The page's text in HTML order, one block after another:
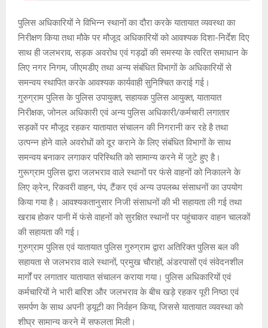
पुलिस अधिकारियों ने विभिन्न स्थानों का दौरा करके यातायात व्यवस्था का
निरीक्षण किया तथा मौके पर मौजूद अधिकारियों को आवश्यक दिशा-निर्देश दिए
साथ ही जलभराव, सड़क अवरोध एवं गड्ढों की समस्या के त्वरित समाधान के
लिए नगर निगम, जीएमडीए तथा अन्य संबंधित विभागों के अधिकारियों से
समन्वय स्थापित करके आवश्यक कार्यवाही सुनिश्चित कराई गई।
गुरुग्राम पुलिस के पुलिस उपायुक्त, सहायक पुलिस आयुक्त, यातायात
निरीक्षक, जोनल अधिकारी एवं अन्य पुलिस अधिकारी/कर्मचारी लगातार
सड़कों पर मौजूद रहकर यातायात संचालन की निगरानी कर रहे है तथा
उत्पन्न होने वाले अवरोधों को दूर कराने के लिए संबंधित विभागों के साथ
समन्वय बनाकर लगाकर परिस्थिति को सामान्य करने में जुटे हुए है।
गुरूग्राम पुलिस द्वारा जलभराव वाले स्थानों पर फंसे वाहनों को निकालने के
लिए क्रेन, रिकवरी वाहन, पंप, टैंकर एवं अन्य उपलब्ध संसाधनों का उपयोग
किया गया है। आवश्यकतानुसार निजी संसाधनों की भी सहायता ली गई तथा
खराब होकर पानी में फंसे वाहनों को सुरक्षित स्थानों पर पहुंचाकर वाहन चालकों
की सहायता की गई।
गुरुग्राम पुलिस एवं यातायात पुलिस गुरुग्राम द्वारा अतिरिक्त पुलिस बल की
सहायता से जलभराव वाले स्थानों, प्रमुख चौराहों, अंडरपासों एवं संवेदनशील
मार्गों पर लगातार यातायात संचालन कराया गया। पुलिस अधिकारियों एवं
कर्मचारियों ने भारी बारिश और जलभराव के बीच खड़े रहकर पूरी निष्ठा एवं
समर्पण के साथ अपनी ड्यूटी का निर्वहन किया, जिससे यातायात व्यवस्था को
शीघ्र सामान्य करने में सफलता मिली।